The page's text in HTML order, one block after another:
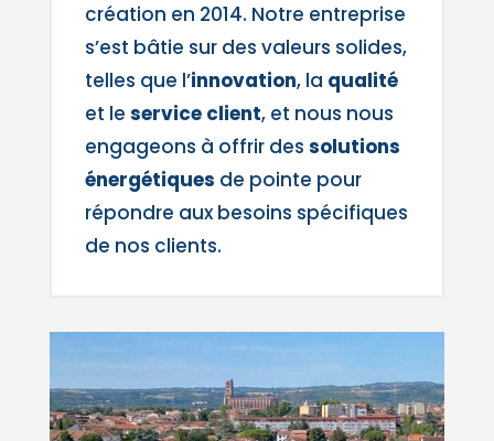
création en 2014. Notre entreprise
s’est bâtie sur des valeurs solides,
telles que l’innovation, la qualité
et le service client, et nous nous
engageons à offrir des solutions
énergétiques de pointe pour
répondre aux besoins spécifiques
de nos clients.